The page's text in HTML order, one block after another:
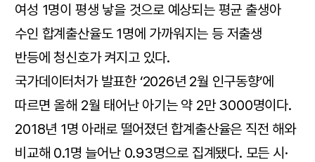
여성 1명이 평생 낳을 것으로 예상되는 평균 출생아
수인 합계출산율도 1명에 가까워지는 등 저출생
반등에 청신호가 켜지고 있다.
국가데이터처가 발표한 ‘2026년 2월 인구동향’에
따르면 올해 2월 태어난 아기는 약 2만 3000명이다.
2018년 1명 아래로 떨어졌던 합계출산율은 직전 해와
비교해 0.1명 늘어난 0.93명으로 집계됐다. 모든 시·